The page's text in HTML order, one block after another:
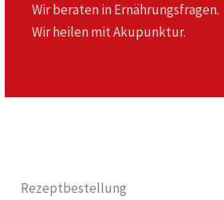
Wir beraten in Ernährungsfragen.
Wir heilen mit Akupunktur.
Rezeptbestellung